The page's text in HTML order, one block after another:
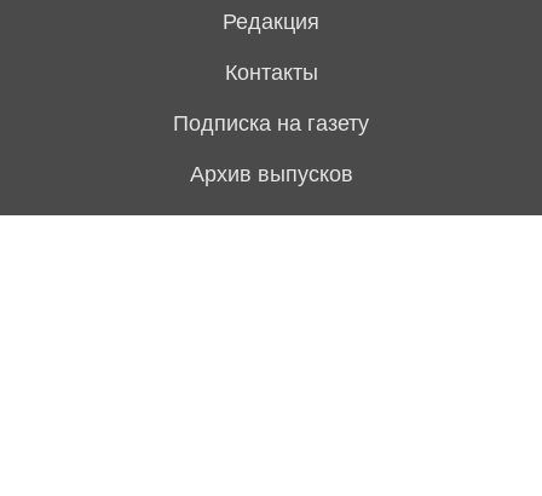
Редакция
Контакты
Подписка на газету
Архив выпусков